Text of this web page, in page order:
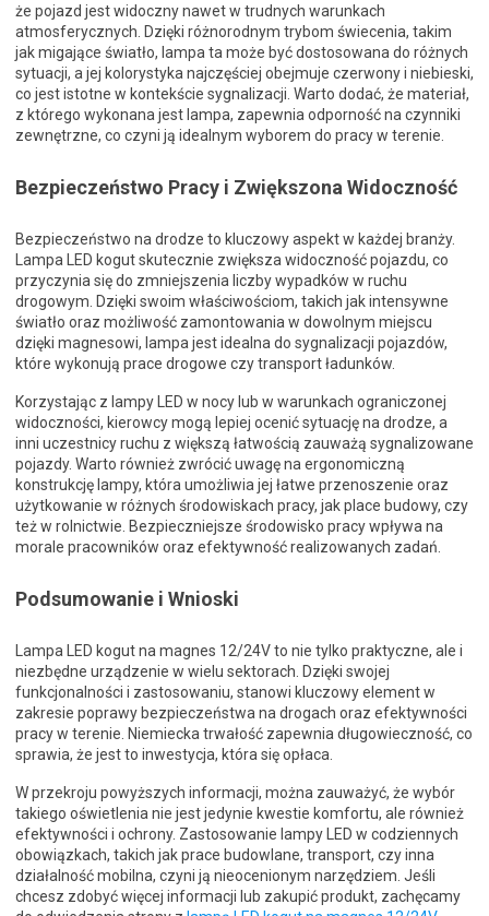
że pojazd jest widoczny nawet w trudnych warunkach
atmosferycznych. Dzięki różnorodnym trybom świecenia, takim
jak migające światło, lampa ta może być dostosowana do różnych
sytuacji, a jej kolorystyka najczęściej obejmuje czerwony i niebieski,
co jest istotne w kontekście sygnalizacji. Warto dodać, że materiał,
z którego wykonana jest lampa, zapewnia odporność na czynniki
zewnętrzne, co czyni ją idealnym wyborem do pracy w terenie.
Bezpieczeństwo Pracy i Zwiększona Widoczność
Bezpieczeństwo na drodze to kluczowy aspekt w każdej branży.
Lampa LED kogut skutecznie zwiększa widoczność pojazdu, co
przyczynia się do zmniejszenia liczby wypadków w ruchu
drogowym. Dzięki swoim właściwościom, takich jak intensywne
światło oraz możliwość zamontowania w dowolnym miejscu
dzięki magnesowi, lampa jest idealna do sygnalizacji pojazdów,
które wykonują prace drogowe czy transport ładunków.
Korzystając z lampy LED w nocy lub w warunkach ograniczonej
widoczności, kierowcy mogą lepiej ocenić sytuację na drodze, a
inni uczestnicy ruchu z większą łatwością zauważą sygnalizowane
pojazdy. Warto również zwrócić uwagę na ergonomiczną
konstrukcję lampy, która umożliwia jej łatwe przenoszenie oraz
użytkowanie w różnych środowiskach pracy, jak place budowy, czy
też w rolnictwie. Bezpieczniejsze środowisko pracy wpływa na
morale pracowników oraz efektywność realizowanych zadań.
Podsumowanie i Wnioski
Lampa LED kogut na magnes 12/24V to nie tylko praktyczne, ale i
niezbędne urządzenie w wielu sektorach. Dzięki swojej
funkcjonalności i zastosowaniu, stanowi kluczowy element w
zakresie poprawy bezpieczeństwa na drogach oraz efektywności
pracy w terenie. Niemiecka trwałość zapewnia długowieczność, co
sprawia, że jest to inwestycja, która się opłaca.
W przekroju powyższych informacji, można zauważyć, że wybór
takiego oświetlenia nie jest jedynie kwestie komfortu, ale również
efektywności i ochrony. Zastosowanie lampy LED w codziennych
obowiązkach, takich jak prace budowlane, transport, czy inna
działalność mobilna, czyni ją nieocenionym narzędziem. Jeśli
chcesz zdobyć więcej informacji lub zakupić produkt, zachęcamy